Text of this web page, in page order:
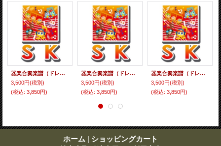
器楽合奏楽譜（ドレミファ器楽） ワールド・フットボール・アンセム【WORLD FOOTBALL ANTHEM】 【2018年7月取扱開始】
3,500円(税別)
(税込: 3,850円)
器楽合奏楽譜（ドレミファ器楽） ピースサイン 【2018年7月取扱開始】
3,500円(税別)
(税込: 3,850円)
器楽合奏楽譜（ドレミファ器楽） We Are Confidence Man（ドラマ『コンフィデンスマンJP』より） 【2018年7月取扱開始】
3,500円(税別)
(税込: 3,850円)
ホーム | ショッピングカート